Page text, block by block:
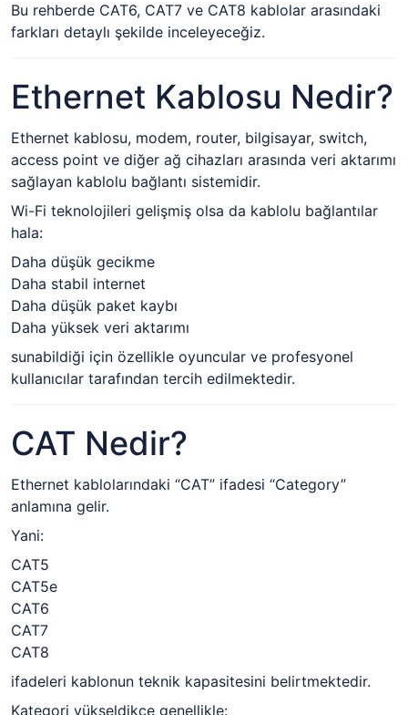
Bu rehberde CAT6, CAT7 ve CAT8 kablolar arasındaki
farkları detaylı şekilde inceleyeceğiz.
Ethernet Kablosu Nedir?
Ethernet kablosu, modem, router, bilgisayar, switch,
access point ve diğer ağ cihazları arasında veri aktarımı
sağlayan kablolu bağlantı sistemidir.
Wi-Fi teknolojileri gelişmiş olsa da kablolu bağlantılar
hala:
Daha düşük gecikme
Daha stabil internet
Daha düşük paket kaybı
Daha yüksek veri aktarımı
sunabildiği için özellikle oyuncular ve profesyonel
kullanıcılar tarafından tercih edilmektedir.
CAT Nedir?
Ethernet kablolarındaki “CAT” ifadesi “Category”
anlamına gelir.
Yani:
CAT5
CAT5e
CAT6
CAT7
CAT8
ifadeleri kablonun teknik kapasitesini belirtmektedir.
Kategori yükseldikçe genellikle: